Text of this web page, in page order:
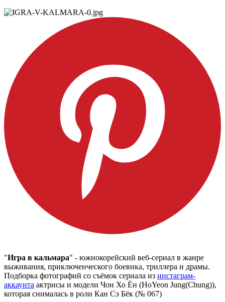
"Игра в кальмара" - южнокорейский веб-сериал в жанре
выживания, приключенческого боевика, триллера и драмы.
Подборка фотографий со съёмок сериала из инстаграм-
аккаунта актрисы и модели Чон Хо Ён (HoYeon Jung(Chung)),
которая снималась в роли Кан Сэ Бёк (№ 067)